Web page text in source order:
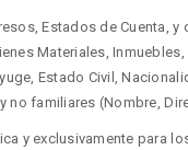
Estados de Cuenta,
Materiales,
Estado Civil,
no familiares (Nombre,
y exclusivamente para